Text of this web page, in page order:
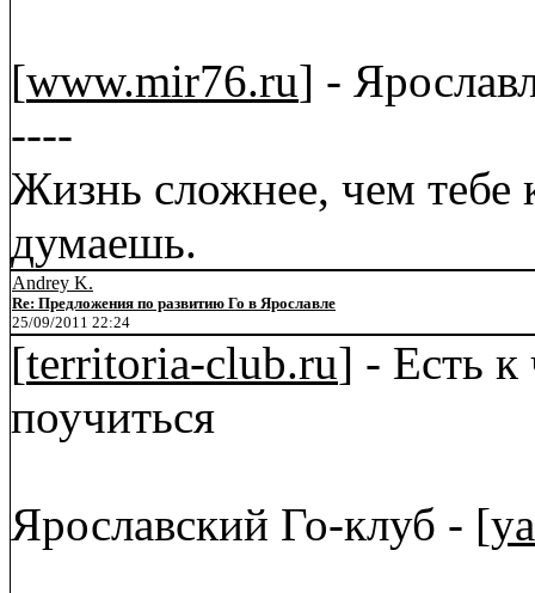
[www.mir76.ru] -
----
Жизнь сложнее, чем
думаешь.
Andrey K.
Re: Предложения по развитию Го в Ярославле
25/09/2011 22:24
[territoria-club.ru] - Есть к
поучиться
Ярославский Го-клуб - [